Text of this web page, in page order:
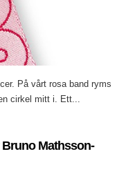
På vårt rosa band ryms
cirkel mitt i. Ett...
Mathsson-